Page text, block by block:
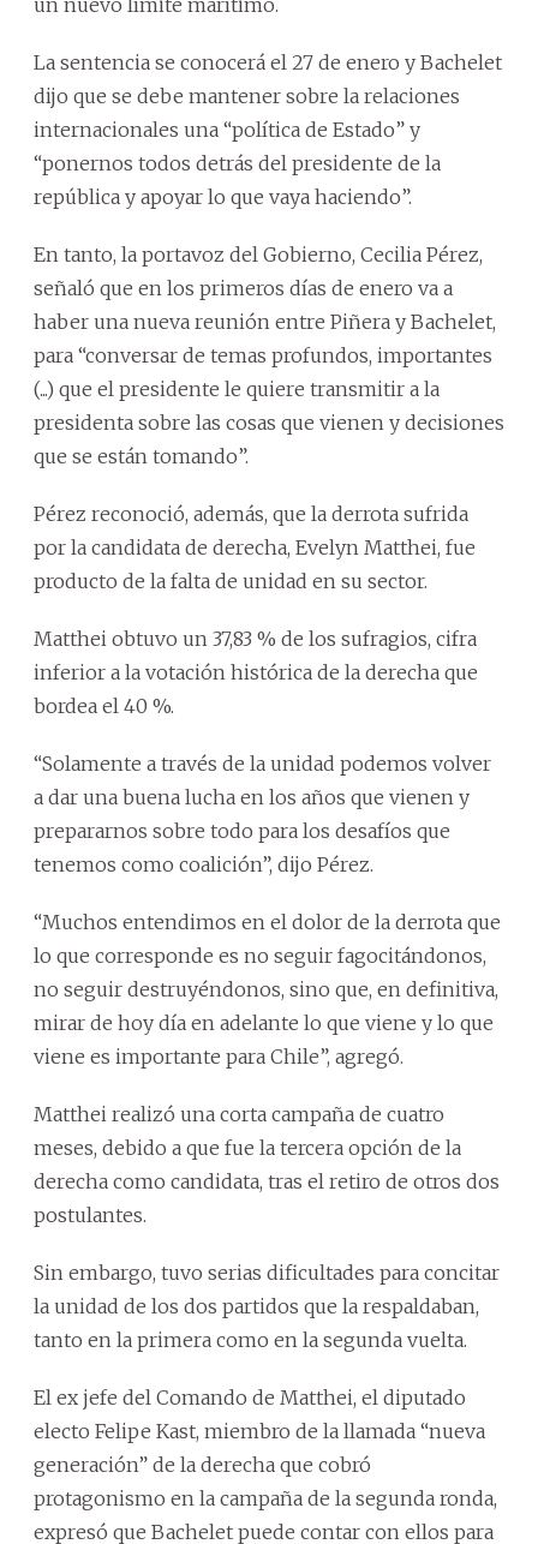
La sentencia se conocerá el 27 de enero y Bachelet
dijo que se debe mantener sobre la relaciones
internacionales una “política de Estado” y
“ponernos todos detrás del presidente de la
república y apoyar lo que vaya haciendo”.
En tanto, la portavoz del Gobierno, Cecilia Pérez,
señaló que en los primeros días de enero va a
haber una nueva reunión entre Piñera y Bachelet,
para “conversar de temas profundos, importantes
(...) que el presidente le quiere transmitir a la
presidenta sobre las cosas que vienen y decisiones
que se están tomando”.
Pérez reconoció, además, que la derrota sufrida
por la candidata de derecha, Evelyn Matthei, fue
producto de la falta de unidad en su sector.
Matthei obtuvo un 37,83 % de los sufragios, cifra
inferior a la votación histórica de la derecha que
bordea el 40 %.
“Solamente a través de la unidad podemos volver
a dar una buena lucha en los años que vienen y
prepararnos sobre todo para los desafíos que
tenemos como coalición”, dijo Pérez.
“Muchos entendimos en el dolor de la derrota que
lo que corresponde es no seguir fagocitándonos,
no seguir destruyéndonos, sino que, en definitiva,
mirar de hoy día en adelante lo que viene y lo que
viene es importante para Chile”, agregó.
Matthei realizó una corta campaña de cuatro
meses, debido a que fue la tercera opción de la
derecha como candidata, tras el retiro de otros dos
postulantes.
Sin embargo, tuvo serias dificultades para concitar
la unidad de los dos partidos que la respaldaban,
tanto en la primera como en la segunda vuelta.
El ex jefe del Comando de Matthei, el diputado
electo Felipe Kast, miembro de la llamada “nueva
generación” de la derecha que cobró
protagonismo en la campaña de la segunda ronda,
expresó que Bachelet puede contar con ellos para